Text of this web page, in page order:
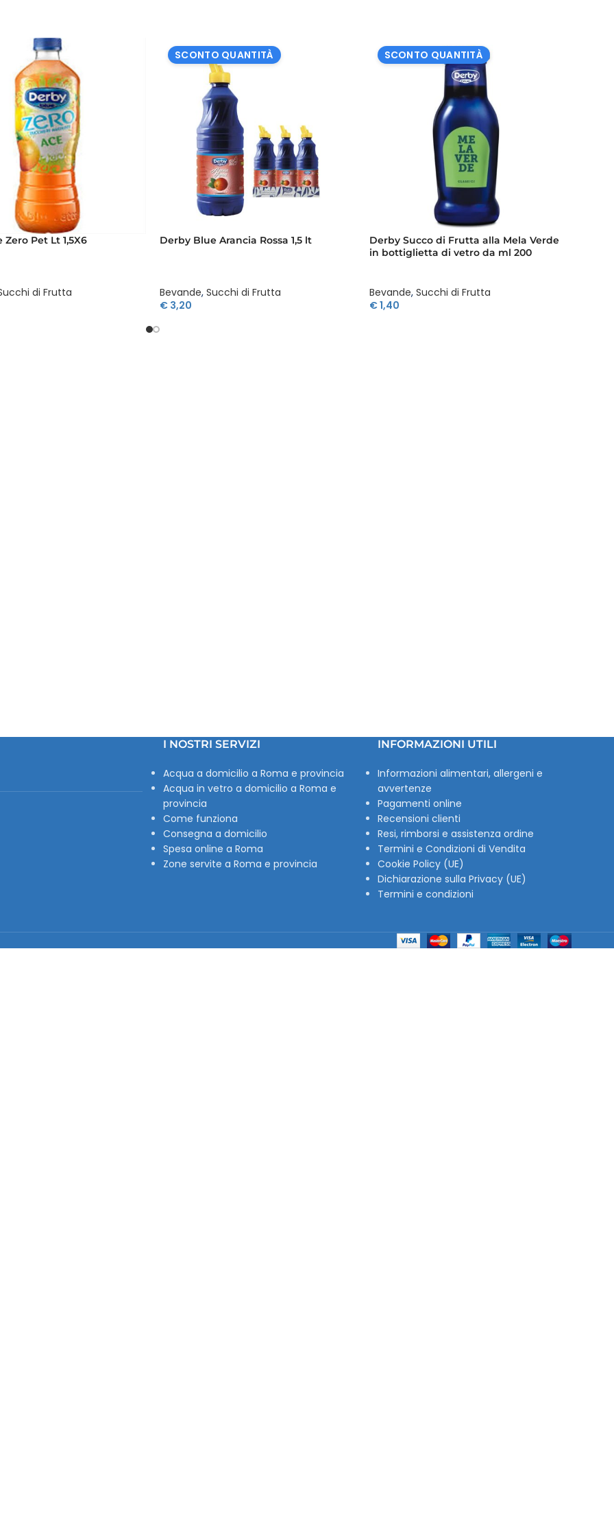
Succo di pesca
Succo di mango
Acqua
Dimentica le bevande artificiali e immergiti in una nuova dimensione di freschezza e gusto con il succo di frutta
Yoga Magic Pesca e Mango. Ottieni la tua confezione da 24 bottigliette oggi stesso e inizia a goderti la natura in
ogni sorso.
Contiene:Purea di frutta (50%)
Zero Pet Lt 1,5X6
di Frutta
SCONTO QUANTITÀ
Derby Blue Arancia Rossa 1,5 lt
Bevande, Succhi di Frutta
€ 3,20
SCONTO QUANTITÀ
Derby Succo di Frutta alla Mela Verde
in bottiglietta di vetro da ml 200
Bevande, Succhi di Frutta
€1,40
I NOSTRI SERVIZI
Acqua a domicilio a Roma e provincia
Acqua in vetro a domicilio a Roma e
provincia
Come funziona
Consegna a domicilio
Spesa online a Roma
Zone servite a Roma e provincia
INFORMAZIONI UTILI
Informazioni alimentari, allergeni e
avvertenze
Pagamenti online
Recensioni clienti
Resi, rimborsi e assistenza ordine
Termini e Condizioni di Vendita
Cookie Policy (UE)
Dichiarazione sulla Privacy (UE)
Termini e condizioni